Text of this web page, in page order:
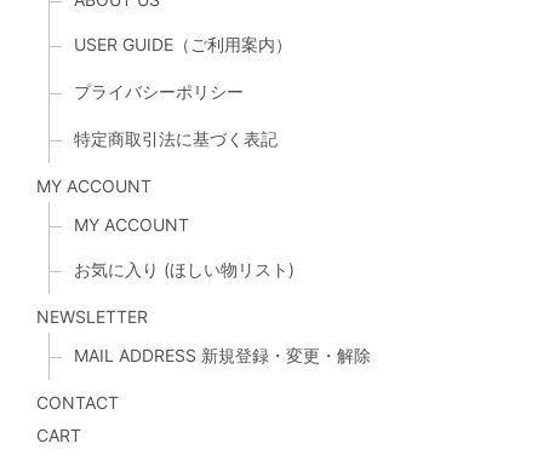
USER GUIDE（ご利用案内）
プライバシーポリシー
特定商取引法に基づく表記
MY ACCOUNT
MY ACCOUNT
お気に入り (ほしい物リスト)
NEWSLETTER
MAIL ADDRESS 新規登録・変更・解除
CONTACT
CART